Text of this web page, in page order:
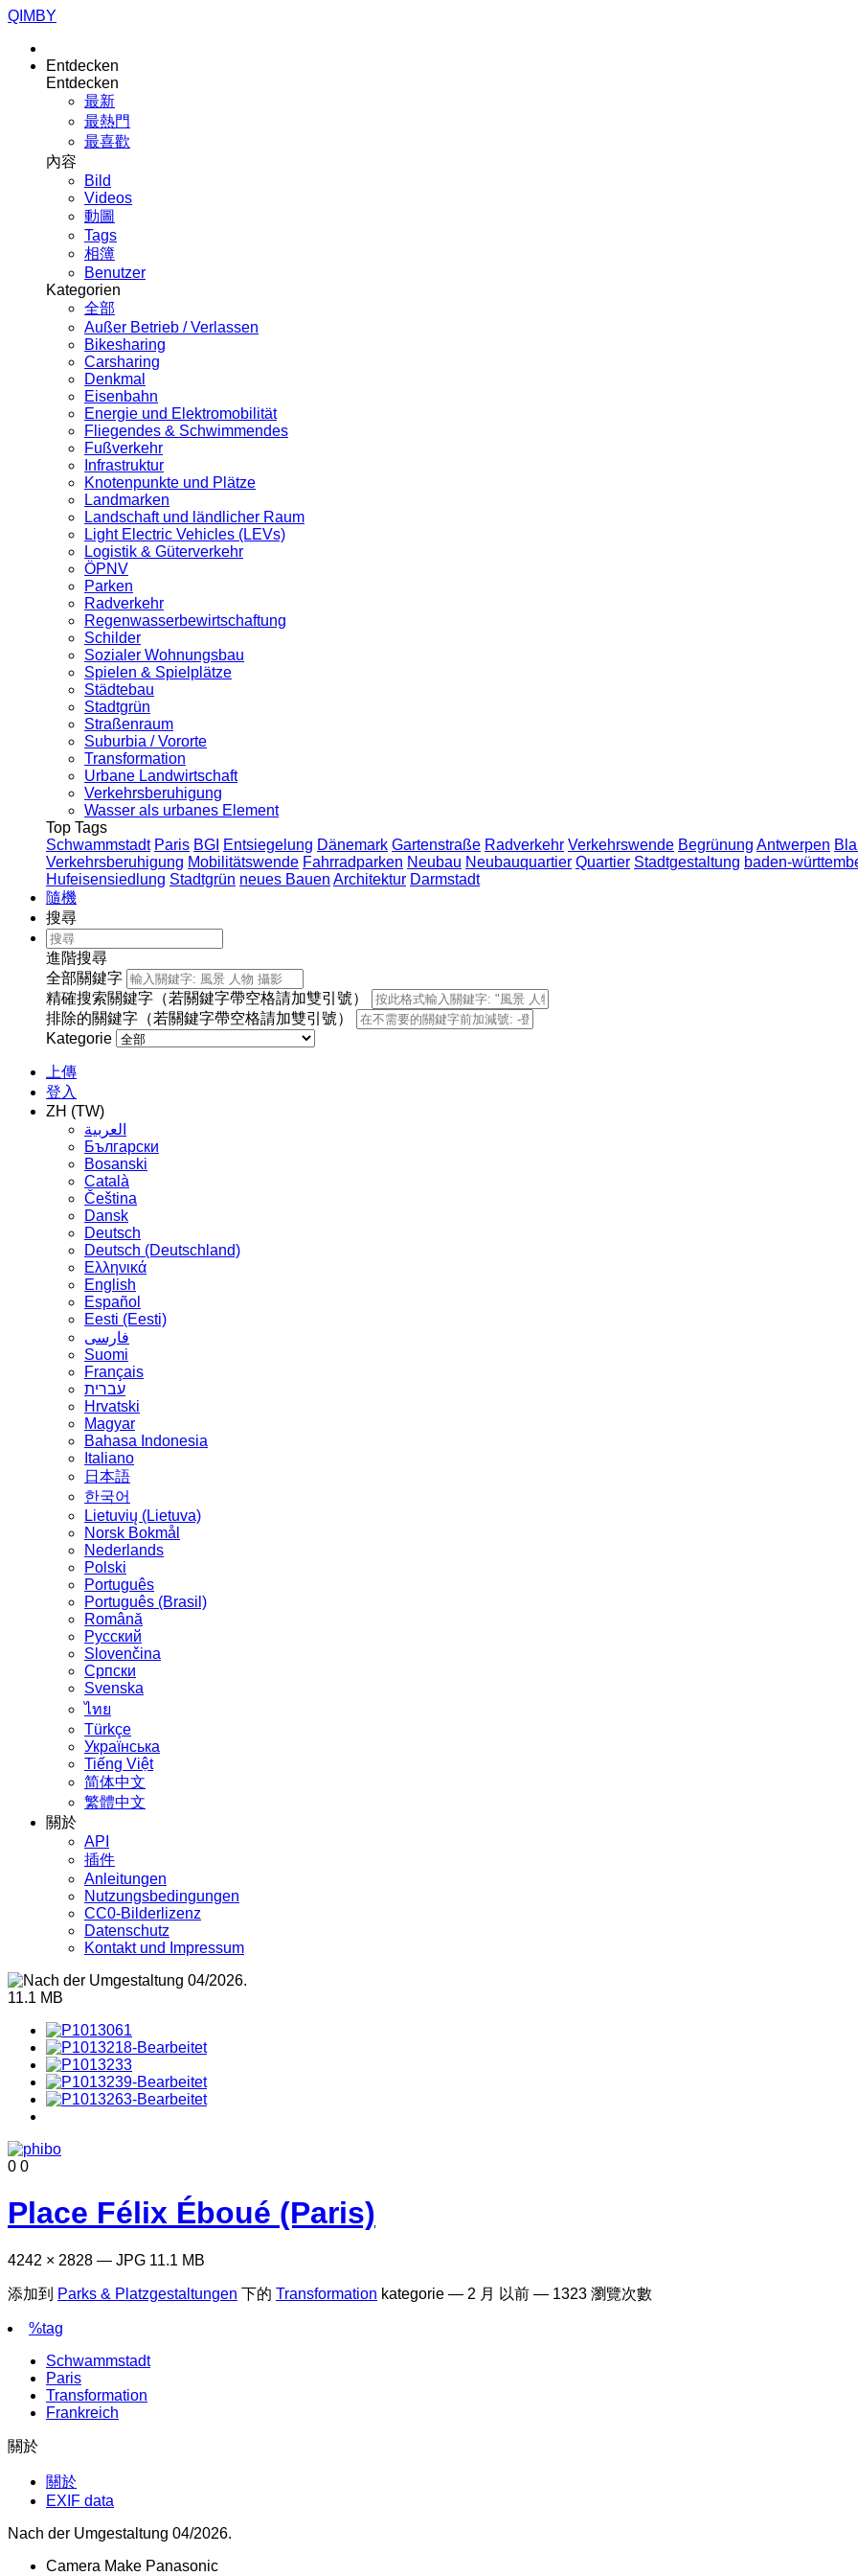
QIMBY
Entdecken
Entdecken
最新
最熱門
最喜歡
內容
Bild
Videos
動圖
Tags
相簿
Benutzer
Kategorien
全部
Außer Betrieb / Verlassen
Bikesharing
Carsharing
Denkmal
Eisenbahn
Energie und Elektromobilität
Fliegendes & Schwimmendes
Fußverkehr
Infrastruktur
Knotenpunkte und Plätze
Landmarken
Landschaft und ländlicher Raum
Light Electric Vehicles (LEVs)
Logistik & Güterverkehr
ÖPNV
Parken
Radverkehr
Regenwasserbewirtschaftung
Schilder
Sozialer Wohnungsbau
Spielen & Spielplätze
Städtebau
Stadtgrün
Straßenraum
Suburbia / Vororte
Transformation
Urbane Landwirtschaft
Verkehrsberuhigung
Wasser als urbanes Element
Top Tags
Schwammstadt Paris BGI Entsiegelung Dänemark Gartenstraße Radverkehr Verkehrswende Begrünung Antwerpen
Verkehrsberuhigung Mobilitätswende Fahrradparken Neubau Neubauquartier Quartier Stadtgestaltung baden-
Hufeisensiedlung Stadtgrün neues Bauen Architektur Darmstadt
隨機
搜尋
進階搜尋
全部關鍵字
精確搜索關鍵字（若關鍵字帶空格請加雙引號）
排除的關鍵字（若關鍵字帶空格請加雙引號）
Kategorie
上傳
登入
ZH (TW)
العربية
Български
Bosanski
Сatalà
Čeština
Dansk
Deutsch
Deutsch (Deutschland)
Ελληνικά
English
Español
Eesti (Eesti)
فارسی
Suomi
Français
עברית
Hrvatski
Magyar
Bahasa Indonesia
Italiano
日本語
한국어
Lietuvių (Lietuva)
‪Norsk Bokmål‬
Nederlands
Polski
Português
Português (Brasil)
Română
Русский
Slovenčina
Српски
Svenska
ไทย
Türkçe
Українська
Tiếng Việt
简体中文
繁體中文
關於
API
插件
Anleitungen
Nutzungsbedingungen
CC0-Bilderlizenz
Datenschutz
Kontakt und Impressum
11.1 MB
0 0
Place Félix Éboué (Paris)
4242 × 2828 — JPG 11.1 MB
添加到 Parks & Platzgestaltungen 下的 Transformation kategorie — 2 月 以前 — 1323 瀏覽次數
%tag
Schwammstadt
Paris
Transformation
Frankreich
關於
關於
EXIF data
Nach der Umgestaltung 04/2026.
Camera Make Panasonic